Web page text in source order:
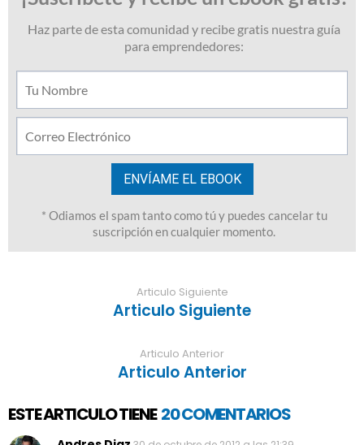
Articulo Siguiente
Articulo Siguiente
Articulo Anterior
Articulo Anterior
ESTE ARTICULO TIENE 20 COMENTARIOS